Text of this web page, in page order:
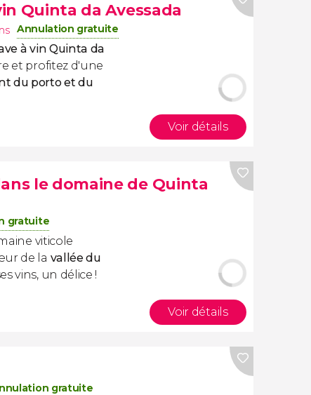
Quinta da Avessada
Annulation gratuite
à vin Quinta da
et profitez d'une
du porto et du
Voir détails
le domaine de Quinta
gratuite
viticole
de la vallée du
vins, un délice !
Voir détails
gratuite